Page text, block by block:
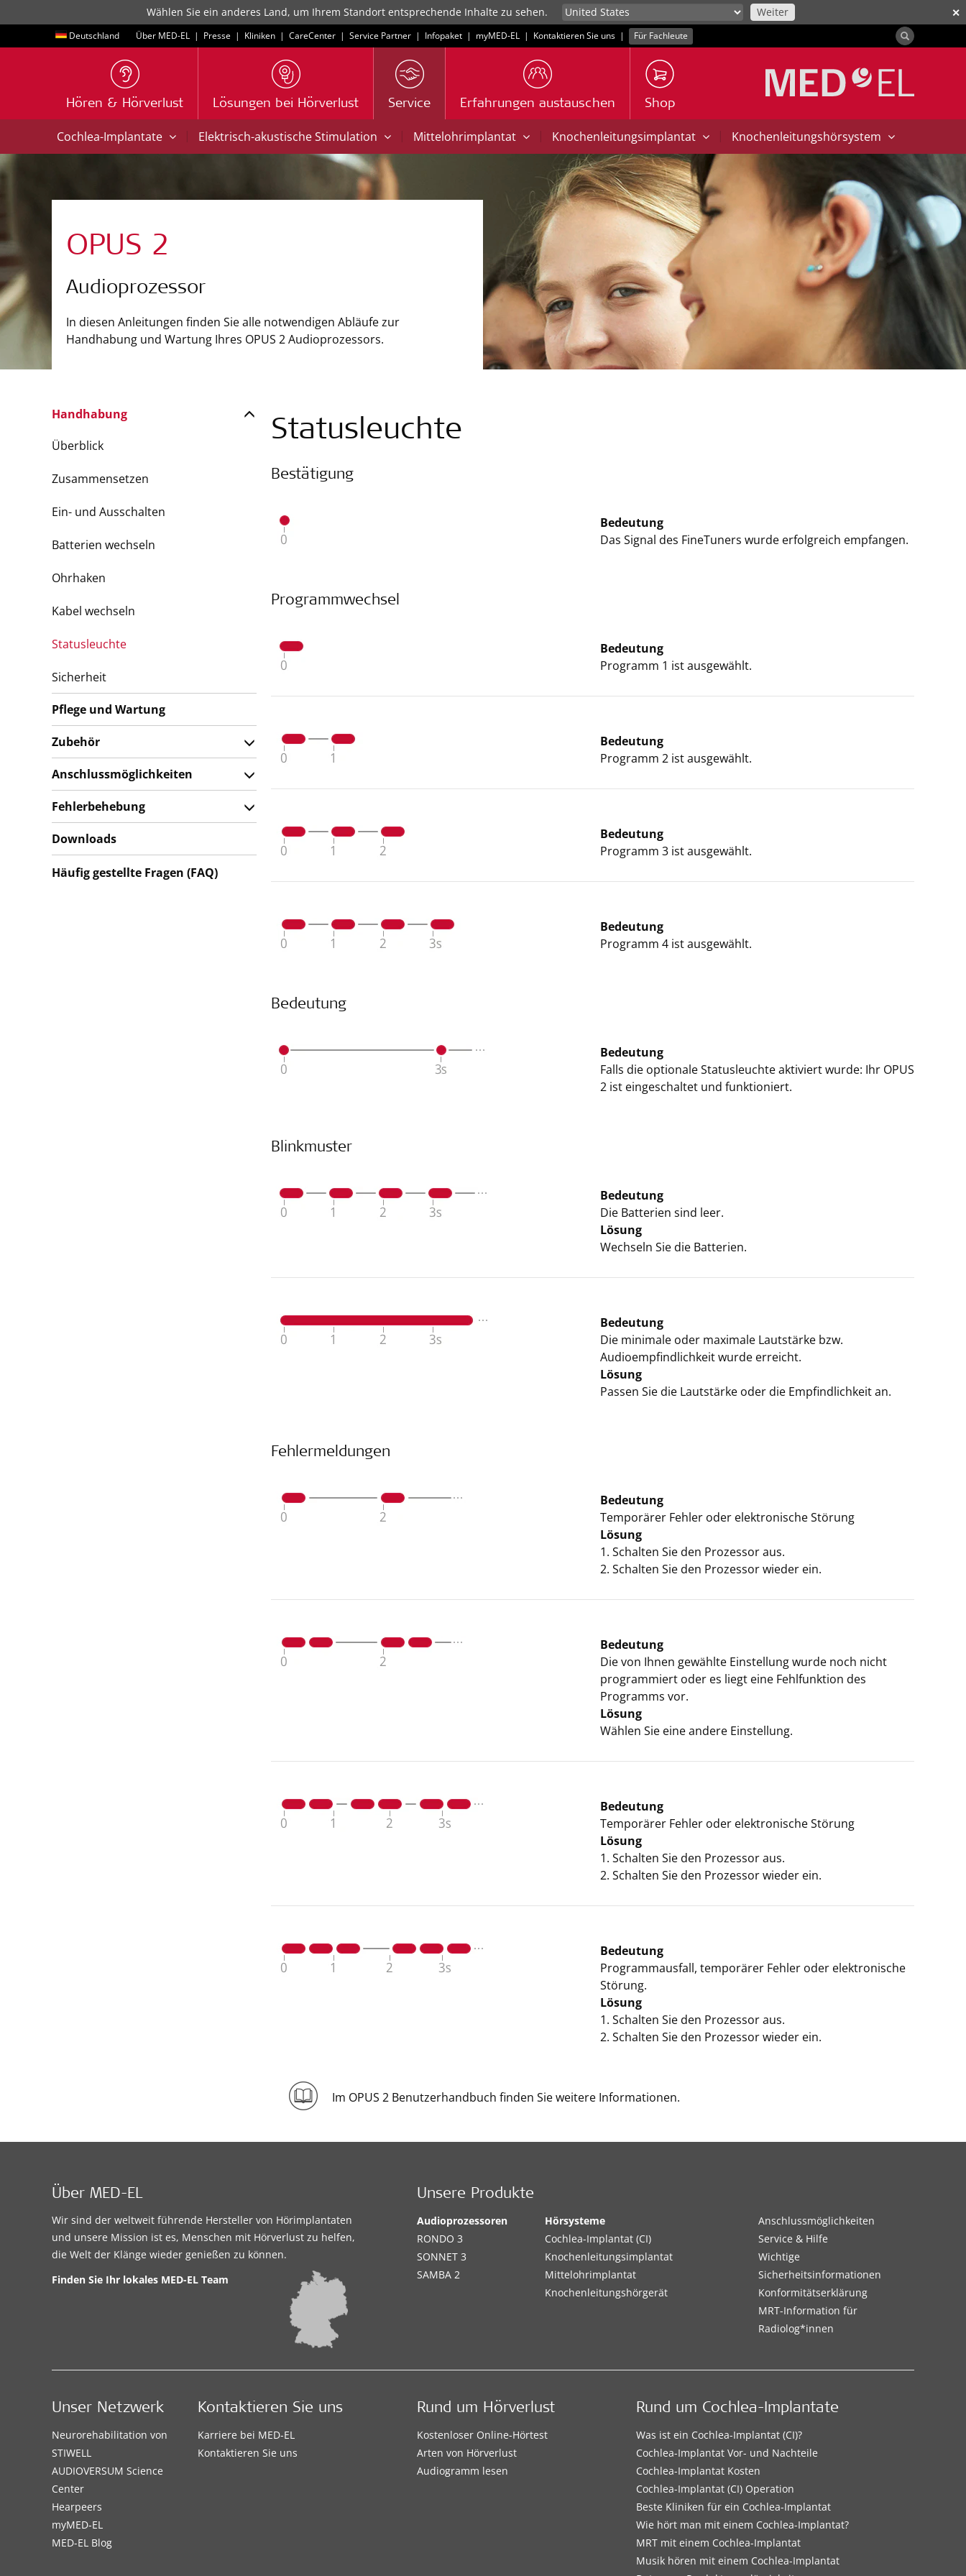
✕
Wählen Sie ein anderes Land, um Ihrem Standort entsprechende Inhalte zu sehen. Weiter
Deutschland Über MED-EL | Presse | Kliniken | CareCenter | Service Partner | Infopaket | myMED‑EL | Kontaktieren Sie uns | Für Fachleute
Hören & Hörverlust Lösungen bei Hörverlust Service Erfahrungen austauschen Shop
Cochlea-Implantate | Elektrisch-akustische Stimulation | Mittelohrimplantat | Knochenleitungsimplantat | Knochenleitungshörsystem
OPUS 2
Audioprozessor
In diesen Anleitungen finden Sie alle notwendigen Abläufe zur
Handhabung und Wartung Ihres OPUS 2 Audioprozessors.
Statusleuchte
Bestätigung
Bedeutung
Das Signal des FineTuners wurde erfolgreich empfangen.
Programmwechsel
Bedeutung
Programm 1 ist ausgewählt.
Bedeutung
Programm 2 ist ausgewählt.
Bedeutung
Programm 3 ist ausgewählt.
Bedeutung
Programm 4 ist ausgewählt.
Bedeutung
Bedeutung
Falls die optionale Statusleuchte aktiviert wurde: Ihr OPUS
2 ist eingeschaltet und funktioniert.
Blinkmuster
Bedeutung
Die Batterien sind leer.
Lösung
Wechseln Sie die Batterien.
Bedeutung
Die minimale oder maximale Lautstärke bzw.
Audioempfindlichkeit wurde erreicht.
Lösung
Passen Sie die Lautstärke oder die Empfindlichkeit an.
Fehlermeldungen
Bedeutung
Temporärer Fehler oder elektronische Störung
Lösung
1. Schalten Sie den Prozessor aus.
2. Schalten Sie den Prozessor wieder ein.
Bedeutung
Die von Ihnen gewählte Einstellung wurde noch nicht
programmiert oder es liegt eine Fehlfunktion des
Programms vor.
Lösung
Wählen Sie eine andere Einstellung.
Bedeutung
Temporärer Fehler oder elektronische Störung
Lösung
1. Schalten Sie den Prozessor aus.
2. Schalten Sie den Prozessor wieder ein.
Bedeutung
Programmausfall, temporärer Fehler oder elektronische
Störung.
Lösung
1. Schalten Sie den Prozessor aus.
2. Schalten Sie den Prozessor wieder ein.
Im OPUS 2 Benutzerhandbuch finden Sie weitere Informationen.
Handhabung
Überblick
Zusammensetzen
Ein- und Ausschalten
Batterien wechseln
Ohrhaken
Kabel wechseln
Statusleuchte
Sicherheit
Pflege und Wartung
Zubehör
Anschlussmöglichkeiten
Fehlerbehebung
Downloads
Häufig gestellte Fragen (FAQ)
Über MED-EL
Wir sind der weltweit führende Hersteller von Hörimplantaten
und unsere Mission ist es, Menschen mit Hörverlust zu helfen,
die Welt der Klänge wieder genießen zu können.
Finden Sie Ihr lokales MED-EL Team
Unsere Produkte
Audioprozessoren
RONDO 3
SONNET 3
SAMBA 2
Hörsysteme
Cochlea-Implantat (CI)
Knochenleitungsimplantat
Mittelohrimplantat
Knochenleitungshörgerät
Anschlussmöglichkeiten
Service & Hilfe
Wichtige
Sicherheitsinformationen
Konformitätserklärung
MRT-Information für
Radiolog*innen
Rund um Hörverlust
Kostenloser Online-Hörtest
Arten von Hörverlust
Audiogramm lesen
Rund um Cochlea-Implantate
Was ist ein Cochlea-Implantat (CI)?
Cochlea-Implantat Vor- und Nachteile
Cochlea-Implantat Kosten
Cochlea-Implantat (CI) Operation
Beste Kliniken für ein Cochlea-Implantat
Wie hört man mit einem Cochlea-Implantat?
MRT mit einem Cochlea-Implantat
Musik hören mit einem Cochlea-Implantat
Unser Netzwerk
Neurorehabilitation von
STIWELL
AUDIOVERSUM Science
Center
Hearpeers
myMED‑EL
MED-EL Blog
Kontaktieren Sie uns
Karriere bei MED-EL
Kontaktieren Sie uns